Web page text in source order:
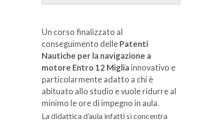
Un corso finalizzato al
conseguimento delle Patenti
Nautiche per la navigazione a
motore Entro 12 Miglia innovativo e
particolarmente adatto a chi è
abituato allo studio e vuole ridurre al
minimo le ore di impegno in aula.
La didattica d’aula infatti si concentra